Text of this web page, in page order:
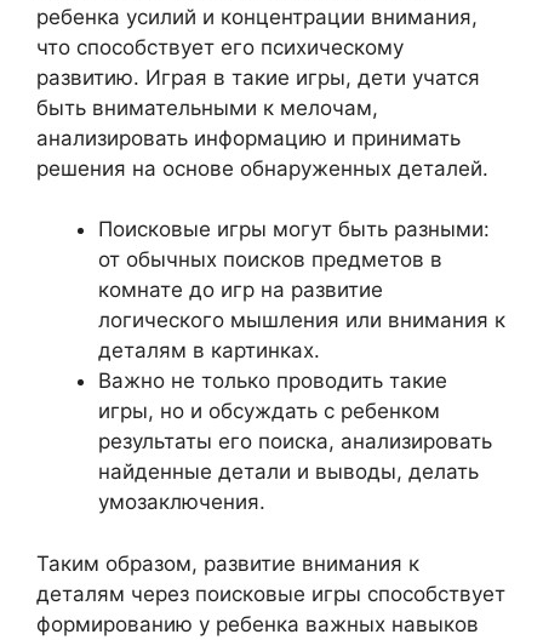
ребенка усилий и концентрации внимания,
что способствует его психическому
развитию. Играя в такие игры, дети учатся
быть внимательными к мелочам,
анализировать информацию и принимать
решения на основе обнаруженных деталей.
Поисковые игры могут быть разными:
от обычных поисков предметов в
комнате до игр на развитие
логического мышления или внимания к
деталям в картинках.
Важно не только проводить такие
игры, но и обсуждать с ребенком
результаты его поиска, анализировать
найденные детали и выводы, делать
умозаключения.
Таким образом, развитие внимания к
деталям через поисковые игры способствует
формированию у ребенка важных навыков